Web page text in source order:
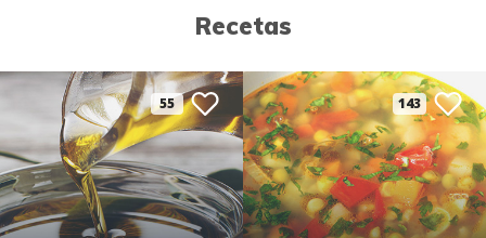
Recetas
55 143